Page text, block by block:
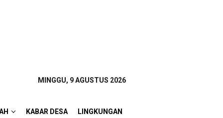
MINGGU, 9 AGUSTUS 2026
KABAR DESA LINGKUNGAN